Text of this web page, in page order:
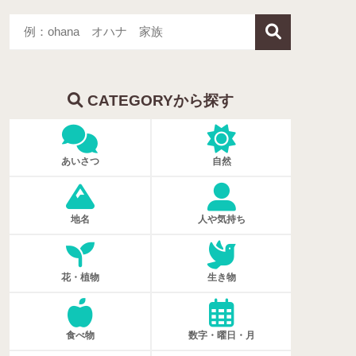
CATEGORYから探す
あいさつ 自然
地名 人や気持ち
花・植物 生き物
食べ物 数字・曜日・月